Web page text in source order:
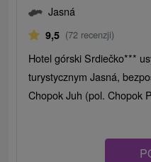
Jasná
9,5 (72 recenzji)
Hotel górski Srdiečko***
turystycznym Jasná,
Chopok Juh (pol. Chopok